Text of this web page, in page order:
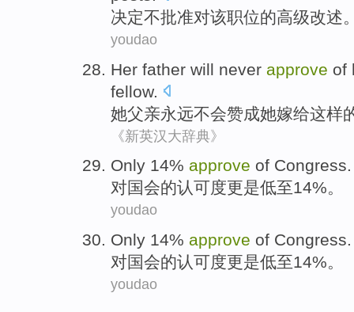
决定不批准对该职位的高级改述
youdao
Her father will never approve of
fellow.
她父亲永远不会赞成她嫁给这样
《新英汉大辞典》
Only 14% approve of Congress.
对国会的认可度更是低至14%。
youdao
Only 14% approve of Congress.
对国会的认可度更是低至14%。
youdao